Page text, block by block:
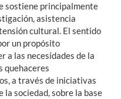
sostiene principalmente
asistencia
cultural. El sentido
un propósito
a las necesidades de la
quehaceres
a través de iniciativas
la sociedad, sobre la base